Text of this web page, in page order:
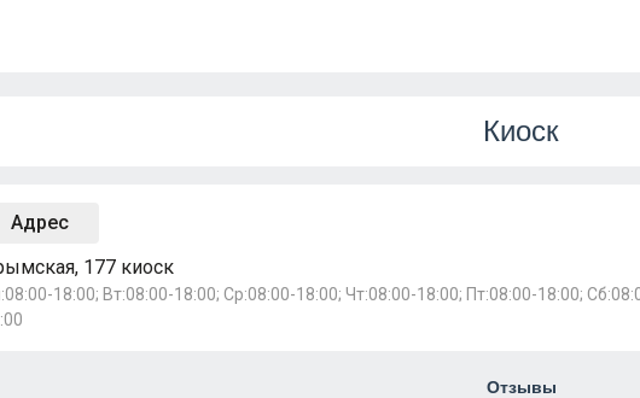
Киоск
Адрес
177 киоск
18:00; Вт:08:00-18:00; Ср:08:00-18:00; Чт:08:00-18:00; Пт:08:00-18:00;
Отзывы